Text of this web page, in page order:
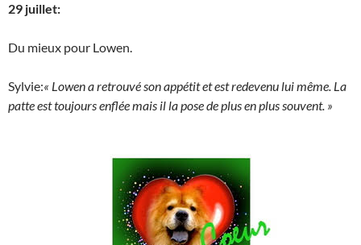
29 juillet:
Du mieux pour Lowen.
Sylvie:« Lowen a retrouvé son appétit et est redevenu lui même. La
patte est toujours enflée mais il la pose de plus en plus souvent. »